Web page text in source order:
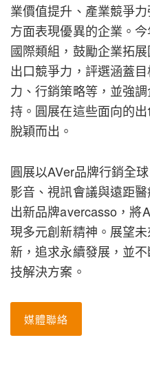
業價值提升、產業競爭
方面表現優異的企業。
國際類組，鼓勵企業拓
出口競爭力，評選涵蓋
力、行銷策略等，並強
持。圓展在這些面向的
脫穎而出。
圓展以AVer品牌行銷全
影音、視訊會議與遠距
出新品牌avercasso，將
現多元創新精神。展望
新，追求永續發展，並
技解決方案。
媒體聯絡